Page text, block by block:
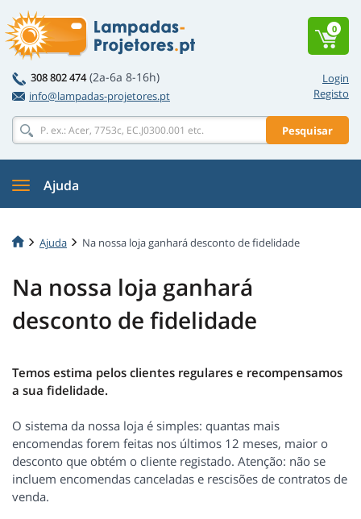
Login
Registo
308 802 474 (2a-6a 8-16h)
info@lampadas-projetores.pt
Pesquisar
0
Ajuda
Ajuda Na nossa loja ganhará desconto de fidelidade
Na nossa loja ganhará
desconto de fidelidade
Temos estima pelos clientes regulares e recompensamos
a sua fidelidade.
O sistema da nossa loja é simples: quantas mais
encomendas forem feitas nos últimos 12 meses, maior o
desconto que obtém o cliente registado. Atenção: não se
incluem encomendas canceladas e rescisões de contratos de
venda.